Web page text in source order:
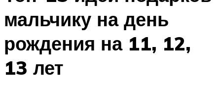
мальчику на день
рождения на 11, 12,
13 лет